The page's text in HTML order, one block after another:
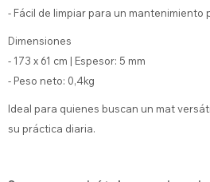
- Fácil de limpiar para un mantenimiento
Dimensiones
- 173 x 61 cm | Espesor: 5 mm
- Peso neto: 0,4kg
Ideal para quienes buscan un mat
su práctica diaria.